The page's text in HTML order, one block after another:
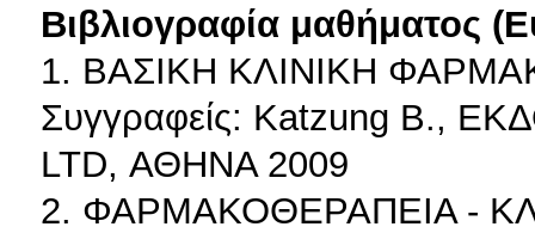
Βιβλιογραφία μαθήματος
1. ΒΑΣΙΚΗ ΚΛΙΝΙΚΗ
Συγγραφείς: Katzung B.,
LTD, ΑΘΗΝΑ 2009
2. ΦΑΡΜΑΚΟΘΕΡΑΠΕΙΑ -